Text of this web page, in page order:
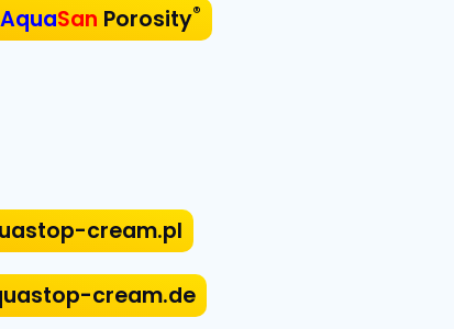
AquaSan Porosity®
cream.pl
cream.de